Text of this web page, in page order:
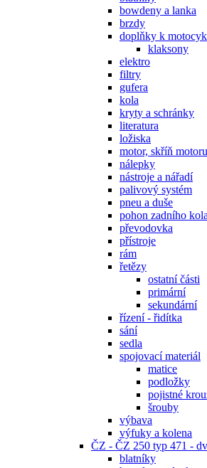
bowdeny a lanka
brzdy
doplňky k
klaksony
elektro
filtry
gufera
kola
kryty a schránky
literatura
ložiska
motor, skříň motoru
nálepky
nástroje a nářadí
palivový systém
pneu a duše
pohon zadního kola
převodovka
přístroje
rám
řetězy
ostatní části
primární
sekundární
řízení - řidítka
sání
sedla
spojovací materiál
matice
podložky
pojistné
šrouby
výbava
výfuky a kolena
ČZ - ČZ 250 typ 471 -
blatníky